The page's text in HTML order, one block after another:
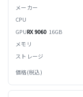
RX 9060 16GB